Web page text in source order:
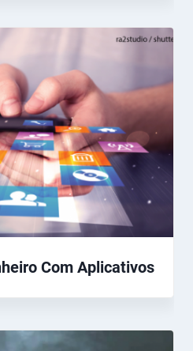
Com Aplicativos